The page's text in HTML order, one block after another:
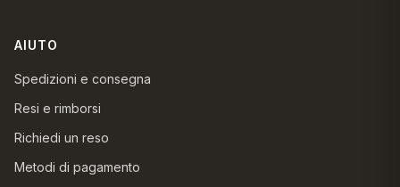
AIUTO
Spedizioni e consegna
Resi e rimborsi
Richiedi un reso
Metodi di pagamento